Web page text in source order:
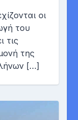
οι
του
τις
της
[…]